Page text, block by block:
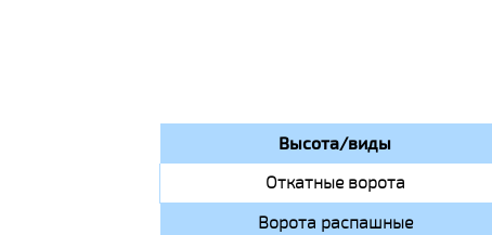
Высота/виды
Откатные ворота
Ворота распашные